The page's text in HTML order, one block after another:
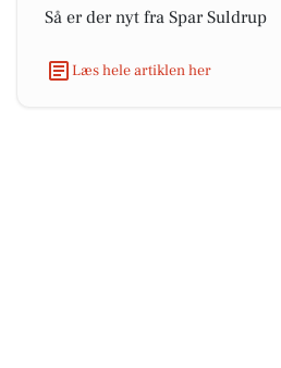
Så er der nyt fra Spar Suldrup
Læs hele artiklen her